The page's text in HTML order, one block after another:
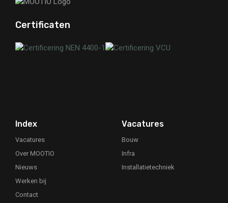
Certificaten
Index
Vacatures
Over MOOTIO
Nieuws
Werken bij
Contact
Vacatures
Bouw
Infra
Installatietechniek